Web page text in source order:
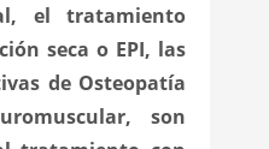
el tratamiento
seca o EPI, las
de Osteopatía
son